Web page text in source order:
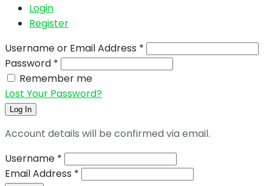
Login
Register
Username or Email Address *
Password *
Remember me
Lost Your Password?
Log In
Account details will be confirmed via email.
Username *
Email Address *